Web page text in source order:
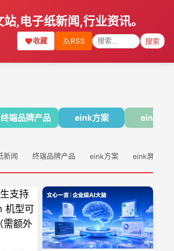
,电子纸新闻,行业资讯。
收藏 RSS 搜索
终端品牌产品 eink方案 eink屏幕
新闻 终端品牌产品 eink方案 eink屏幕